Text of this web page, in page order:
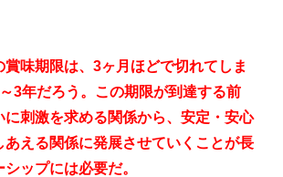
味期限は、3ヶ月ほどで切れてしま
3年だろう。この期限が到達する前
に刺激を求める関係から、安定・安心
あえる関係に発展させていくことが長
ップには必要だ。